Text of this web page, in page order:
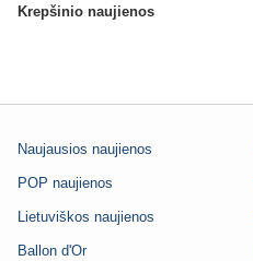
Krepšinio naujienos
Naujausios naujienos
POP naujienos
Lietuviškos naujienos
Ballon d'Or